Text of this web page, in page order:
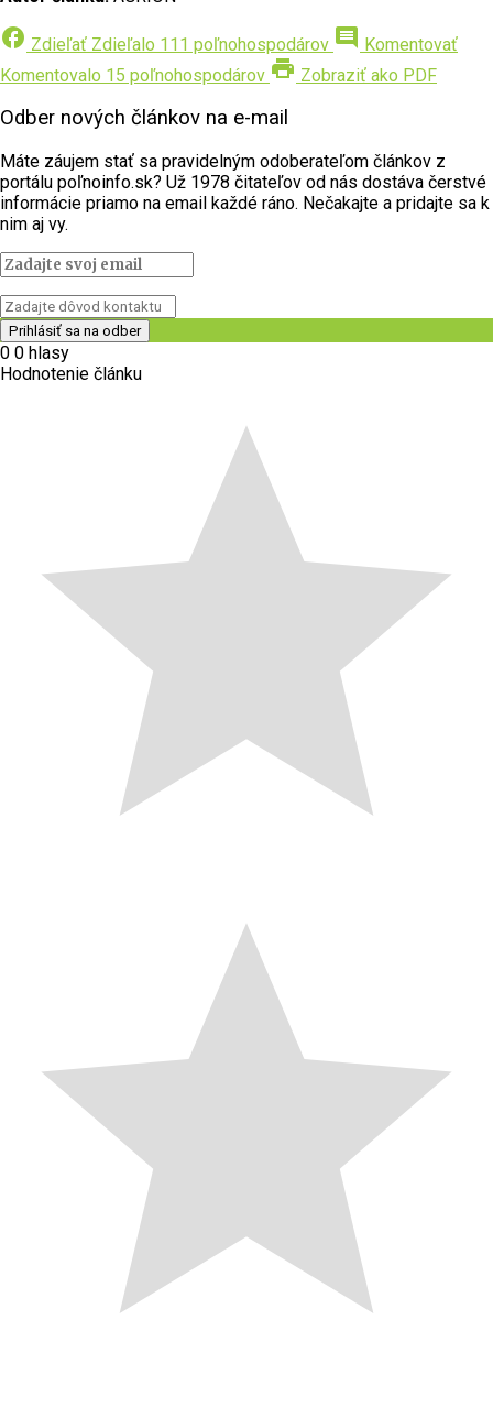
facebook Zdieľať Zdieľalo 111 poľnohospodárov comment Komentovať
Komentovalo 15 poľnohospodárov print Zobraziť ako PDF
Odber nových článkov na e-mail
Máte záujem stať sa pravidelným odoberateľom článkov z
portálu poľnoinfo.sk? Už 1978 čitateľov od nás dostáva čerstvé
informácie priamo na email každé ráno. Nečakajte a pridajte sa k
nim aj vy.
0 0 hlasy
Hodnotenie článku